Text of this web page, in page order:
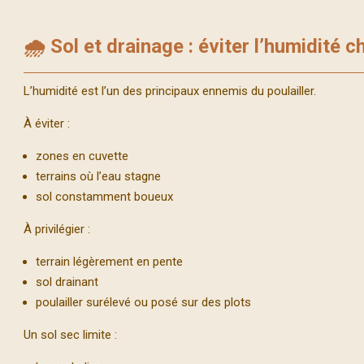
🌧️ Sol et drainage : éviter l’humidité
L’humidité est l’un des principaux ennemis du poulailler.
À éviter :
zones en cuvette
terrains où l’eau stagne
sol constamment boueux
À privilégier :
terrain légèrement en pente
sol drainant
poulailler surélevé ou posé sur des plots
Un sol sec limite :